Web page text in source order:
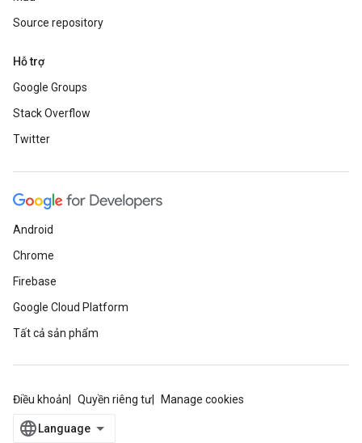
Source repository
Hỗ trợ
Google Groups
Stack Overflow
Twitter
Android
Chrome
Firebase
Google Cloud Platform
Tất cả sản phẩm
Điều khoản Quyền riêng tư Manage cookies